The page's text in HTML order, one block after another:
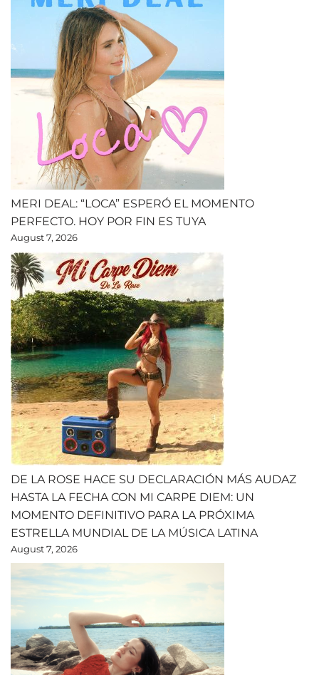
MERI DEAL: “LOCA” ESPERÓ EL MOMENTO
PERFECTO. HOY POR FIN ES TUYA
August 7, 2026
DE LA ROSE HACE SU DECLARACIÓN MÁS AUDAZ
HASTA LA FECHA CON MI CARPE DIEM: UN
MOMENTO DEFINITIVO PARA LA PRÓXIMA
ESTRELLA MUNDIAL DE LA MÚSICA LATINA
August 7, 2026